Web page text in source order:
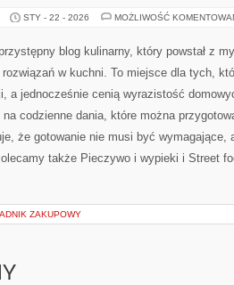
STY - 22 - 2026 MOŻLIWOŚĆ
blog kulinarny, który powstał z
w kuchni. To miejsce dla tych,
a jednocześnie cenią wyrazistość
codzienne dania, które można
że gotowanie nie musi być wymagające,
także Pieczywo i wypieki i Street
ZAKUPOWY